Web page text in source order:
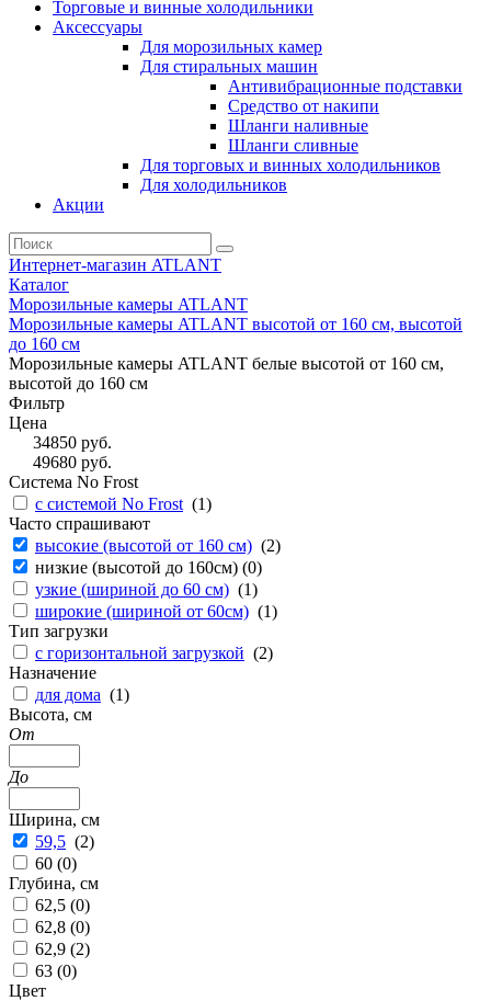
Торговые и винные холодильники
Аксессуары
Для морозильных камер
Для стиральных машин
Антивибрационные подставки
Средство от накипи
Шланги наливные
Шланги сливные
Для торговых и винных холодильников
Для холодильников
Акции
Интернет-магазин ATLANT
Каталог
Морозильные камеры ATLANT
Морозильные камеры ATLANT высотой от 160 см, высотой
до 160 см
Морозильные камеры ATLANT белые высотой от 160 см,
высотой до 160 см
Фильтр
Цена
34850руб.
49680руб.
Система No Frost
с системой No Frost (1)
Часто спрашивают
высокие (высотой от 160 см) (2)
низкие (высотой до 160см) (0)
узкие (шириной до 60 см) (1)
широкие (шириной от 60см) (1)
Тип загрузки
с горизонтальной загрузкой (2)
Назначение
для дома (1)
Высота, см
От
До
Ширина, см
59,5 (2)
60 (0)
Глубина, см
62,5 (0)
62,8 (0)
62,9 (2)
63 (0)
Цвет